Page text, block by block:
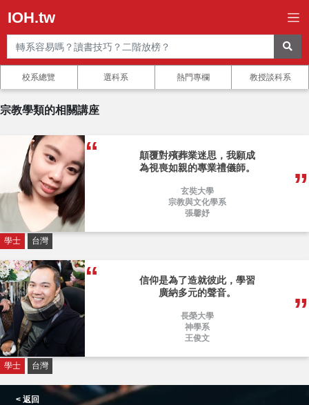
IOH.tw
校系總覽 選科系 熱門專欄 教授談科系
宗教學類的相關講座
顛覆對殯葬業迷思，我願成
為視喪如親的專業禮儀師。
玄奘大學
宗教與文化學系
張馨妤
學士 台灣
信仰是為了造就彼此，學習
廣納多元的聲音。
長榮大學
神學系
王俊文
學士 台灣
< 返回